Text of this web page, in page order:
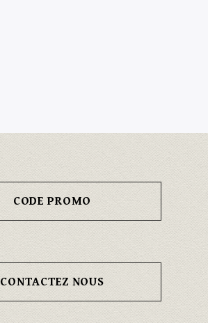
CODE PROMO
CONTACTEZ NOUS